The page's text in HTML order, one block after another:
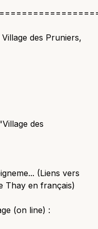
des Pruniers,
des
(Liens vers
Thay en français)
(on line) :